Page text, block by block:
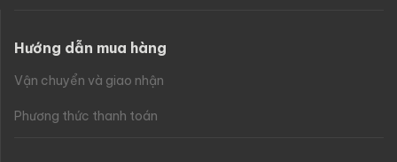
Hướng dẫn mua hàng
Vận chuyển và giao nhận
Phương thức thanh toán